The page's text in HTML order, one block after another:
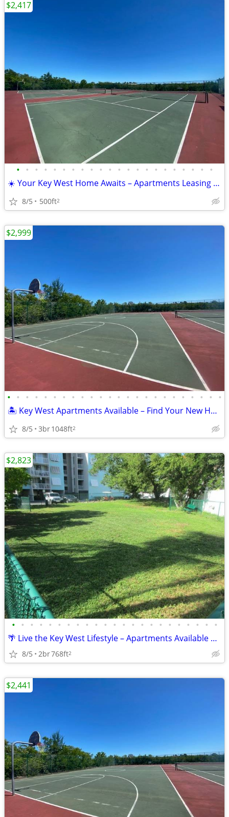
• • • • • • • • • • • • • • • • • • • • • •
☀️ Your Key West Home Awaits – Apartments Leasing Now!
8/5 500ft2
$2,417
• • • • • • • • • • • • • • • • • • • • • • • •
🏝️ Key West Apartments Available – Find Your New Home Today!
8/5 3br1048ft2
$2,999
• • • • • • • • • • • • • • • • • • • • • • •
🌴 Live the Key West Lifestyle – Apartments Available Now!
8/5 2br768ft2
$2,823
$2,441